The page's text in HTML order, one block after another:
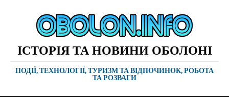
ІСТОРІЯ ТА НОВИНИ ОБОЛОНІ
ПОДІЇ, ТЕХНОЛОГІЇ, ТУРИЗМ ТА ВІДПОЧИНОК, РОБОТА
ТА РОЗВАГИ